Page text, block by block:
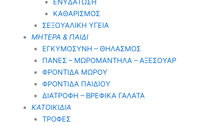
ΕΝΥΔΑΤΩΣΗ
ΚΑΘΑΡΙΣΜΟΣ
ΣΕΞΟΥΑΛΙΚΗ ΥΓΕΙΑ
ΜΗΤΕΡΑ & ΠΑΙΔΙ
ΕΓΚΥΜΟΣΥΝΗ – ΘΗΛΑΣΜΟΣ
ΠΑΝΕΣ – ΜΩΡΟΜΑΝΤΗΛΑ – ΑΞΕΣΟΥΑΡ
ΦΡΟΝΤΙΔΑ ΜΩΡΟΥ
ΦΡΟΝΤΙΔΑ ΠΑΙΔΙΟΥ
ΔΙΑΤΡΟΦΗ – ΒΡΕΦΙΚΑ ΓΑΛΑΤΑ
ΚΑΤΟΙΚΙΔΙΑ
ΤΡΟΦΕΣ